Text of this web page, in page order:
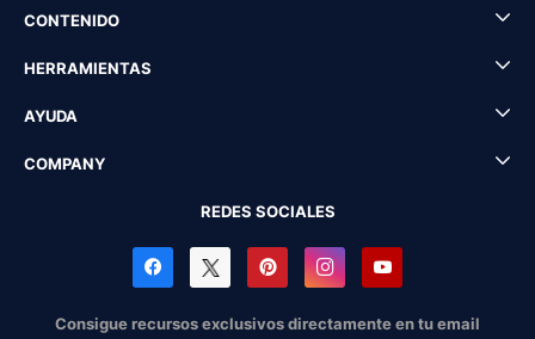
CONTENIDO
HERRAMIENTAS
AYUDA
COMPANY
REDES SOCIALES
Consigue recursos exclusivos directamente en tu email